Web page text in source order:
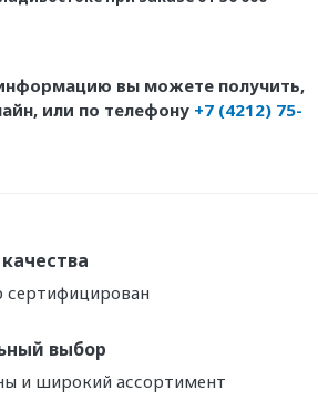
вы можете получить,
или по телефону +7 (4212) 75-
сертифицирован
выбор
и широкий ассортимент